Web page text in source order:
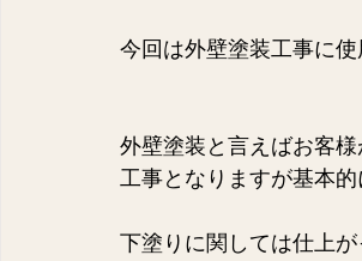
今回は外壁塗装工事に
外壁塗装と言えばお客
工事となりますが基本的
下塗りに関しては仕上